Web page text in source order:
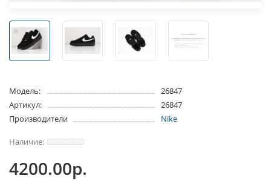
Модель:
26847
Артикул:
26847
Производители
Nike
4200.00р.